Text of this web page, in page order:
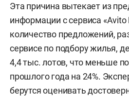
Эта причина вытекает из
информации с сервиса
количество предложений,
сервисе по подбору жилья,
4,4 тыс. лотов, что меньше
прошлого года на 24%.
берутся оценивать